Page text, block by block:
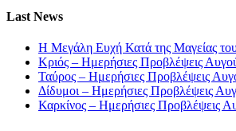
Last News
Η Μεγάλη Ευχή Κατά της Μαγείας
Κριός – Ημερήσιες Προβλέψεις
Ταύρος – Ημερήσιες Προβλέψεις
Δίδυμοι – Ημερήσιες Προβλέψεις
Καρκίνος – Ημερήσιες Προβλέψεις